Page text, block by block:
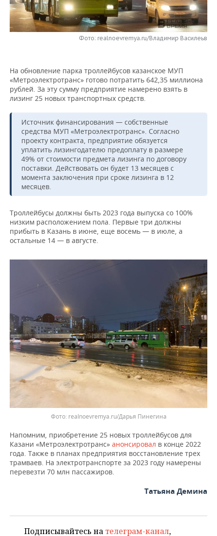
НЕФТЕХИМИЯ
НЕФТЬ
ЭНЕРГЕТИКА
РОЗНИЧНАЯ ТОРГОВЛЯ
НОВОСТИ ТЕХНОЛОГИЙ
ТЕЛЕКОММУНИКАЦИИ
МЕРОПРИЯТИЯ
НОВОСТИ МЕРОПРИЯТИЙ
БИЗНЕС-БРАНЧИ
ОТКРЫТАЯ ЛЕКЦИЯ
ФУТБОЛ
БАСКЕТБОЛ
ВОЛЕЙБОЛ
КИБЕРСПОРТ
ФИГУРНОЕ КАТАНИЕ
ВОДНЫЕ ВИДЫ СПОРТА
ХОККЕЙ С МЯЧОМ
НОВОСТИ ОБЩЕСТВА
ИНФРАСТРУКТУРА
ИСТОРИЯ
КУЛЬТУРА
МЕДИЦИНА
ОБРАЗОВАНИЕ
ПРОИСШЕСТВИЯ
ФОТОГАЛЕРЕЯ
СПРАВОЧНИК
СПИСОК ПЕРСОН
СПИСОК КОМПАНИЙ
ПОЛНАЯ ВЕРСИЯ
Фото: realnoevremya.ru/Владимир Василеьв
На обновление парка троллейбусов казанское МУП
«Метроэлектротранс» готово потратить 642,35 миллиона
рублей. За эту сумму предприятие намерено взять в
лизинг 25 новых транспортных средств.
Источник финансирования — собственные
средства МУП «Метроэлектротранс». Согласно
проекту контракта, предприятие обязуется
уплатить лизингодателю предоплату в размере
49% от стоимости предмета лизинга по договору
поставки. Действовать он будет 13 месяцев с
момента заключения при сроке лизинга в 12
месяцев.
Троллейбусы должны быть 2023 года выпуска со 100%
низким расположением пола. Первые три должны
прибыть в Казань в июне, еще восемь — в июле, а
остальные 14 — в августе.
Фото: realnoevremya.ru/Дарья Пинегина
Напомним, приобретение 25 новых троллейбусов для
Казани «Метроэлектротранс» анонсировал в конце 2022
года. Также в планах предприятия восстановление трех
трамваев. На электротранспорте за 2023 году намерены
перевезти 70 млн пассажиров.
Татьяна Демина
Подписывайтесь на телеграм-канал,